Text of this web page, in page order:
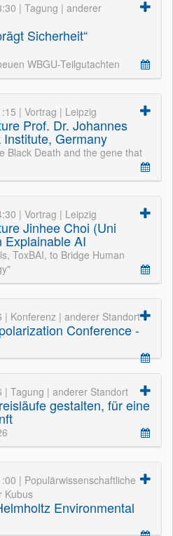
| Tagung | anderer
Sicherheit“
WBGU-Teilgutachten
| Vortrag | Leipzig
Prof. Dr. Johannes
Germany
Black Death and the gene that
| Vortrag | Leipzig
Jinhee Choi (Uni
Explainable AI
ToxBAI, to Bridge Human
Konferenz | anderer Standort
Conference -
Tagung | anderer Standort
gestalten, für eine
| Populärwissenschaftliche
Kubus
Environmental